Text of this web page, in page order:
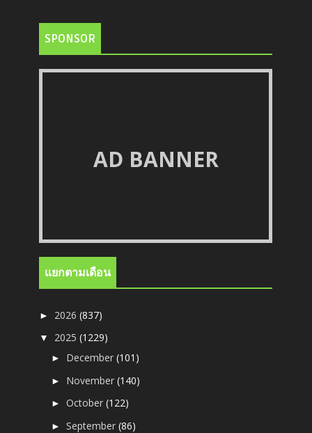
SPONSOR
AD BANNER
แยกตามเดือน
► 2026(837)
▼ 2025(1229)
► December(101)
► November(140)
►October(122)
►September(86)